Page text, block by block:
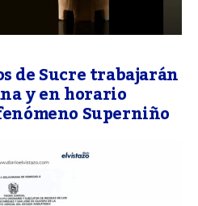
de Sucre trabajarán
y en horario
Superniño